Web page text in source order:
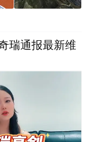
瑞通报最新维